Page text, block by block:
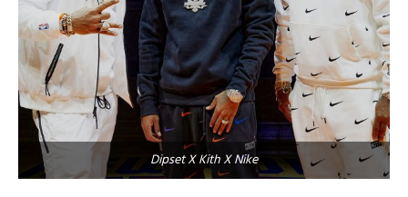
Dipset X Kith X Nike